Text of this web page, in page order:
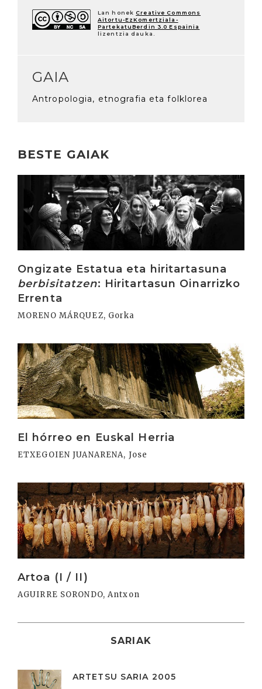
Lan honek Creative Commons
Aitortu-EzKomertziala-
PartekatuBerdin 3.0 Espainia
lizentzia dauka.
GAIA
Antropologia, etnografia eta folklorea
BESTE GAIAK
Ongizate Estatua eta hiritartasuna
berbisitatzen: Hiritartasun Oinarrizko
Errenta
MORENO MÁRQUEZ, Gorka
El hórreo en Euskal Herria
ETXEGOIEN JUANARENA, Jose
Irakurri
Artoa (I / II)
AGUIRRE SORONDO, Antxon
Irakurri
SARIAK
ARTETSU SARIA 2005